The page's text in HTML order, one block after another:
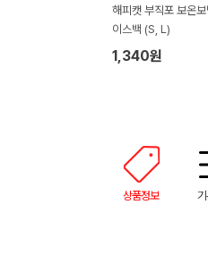
해피캣 부직포 보온
이스백 (S, L)
1,340원
상품정보